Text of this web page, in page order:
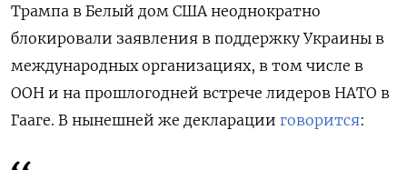
Трампа в Белый дом США неоднократно
блокировали заявления в поддержку Украины в
международных организациях, в том числе в
ООН и на прошлогодней встрече лидеров НАТО в
Гааге. В нынешней же декларации говорится: